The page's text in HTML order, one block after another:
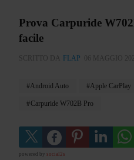
Prova Carpuride
facile
SCRITTO DA FLAP 06 MAGGIO
Android Auto Apple CarPlay
Carpuride W702B Pro
powered by social2s